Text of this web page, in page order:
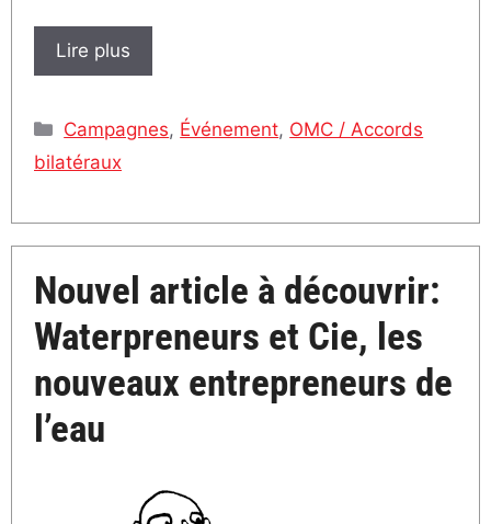
Lire plus
Catégories
Campagnes, Événement, OMC / Accords
bilatéraux
Nouvel article à découvrir:
Waterpreneurs et Cie, les
nouveaux entrepreneurs de
l’eau